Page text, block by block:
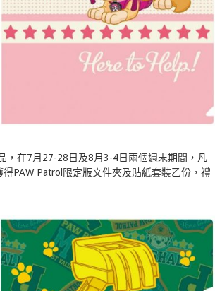
，在7月27-28日及8月3-4日兩個週末期間，凡
PAW Patrol限定版文件夾及貼紙套裝乙份，禮